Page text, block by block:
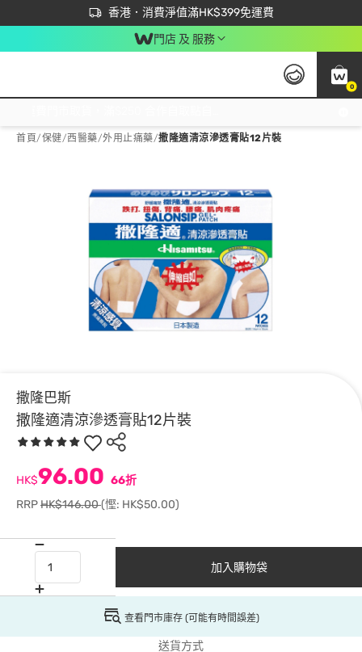
香港．消費淨值滿HK$399免運費
立即成為易賞錢會員盡享獨家優惠
首次APP下單買滿$450 輸入 NEWAPP 即減$50
門店 及 服務
0
首頁/保健/西醫藥/外用止痛藥/撒隆適清涼滲透膏貼12片裝
撒隆巴斯
撒隆適清涼滲透膏貼12片裝
HK$96.00 66折
RRPHK$146.00(慳: HK$50.00)
加入購物袋
查看門市庫存 (可能有時間誤差)
送貨方式